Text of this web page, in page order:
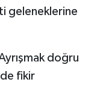
geleneklerine
doğru
fikir